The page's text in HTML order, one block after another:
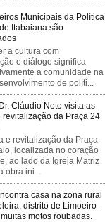
Municipais da Política
Itabaiana são
a cultura com
e diálogo significa
a comunidade na
de políti...
Cláudio Neto visita as
revitalização da Praça 24
e revitalização da Praça
localizada no coração
ao lado da Igreja Matriz
obra ini...
casa na zona rural
distrito de Limoeiro-
motos roubadas.